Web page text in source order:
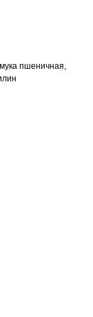
пшеничная,